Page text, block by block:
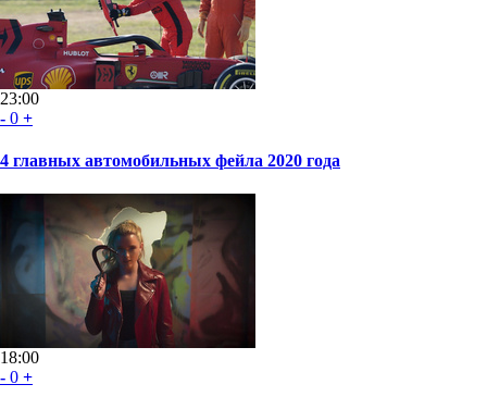
23:00
- 0 +
4 главных автомобильных фейла 2020 года
18:00
- 0 +